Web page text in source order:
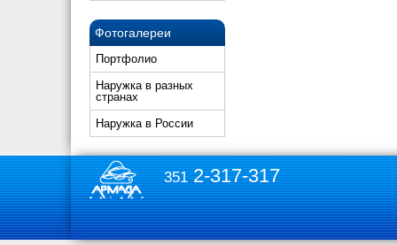
Фотогалереи
Портфолио
Наружка в разных
странах
Наружка в России
3512-317-317